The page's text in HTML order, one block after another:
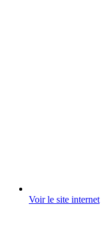
Voir le site internet